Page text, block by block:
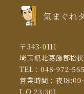
気まぐれ
〒343-0111
埼玉県北葛飾郡松
TEL：048-972-
営業時間：夜
L.O 23:30)